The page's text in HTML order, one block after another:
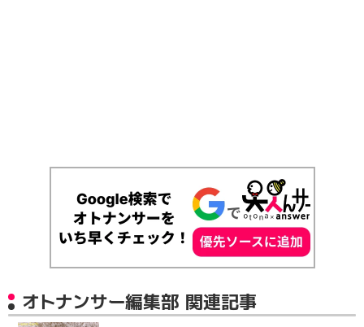
オトナンサー編集部 関連記事